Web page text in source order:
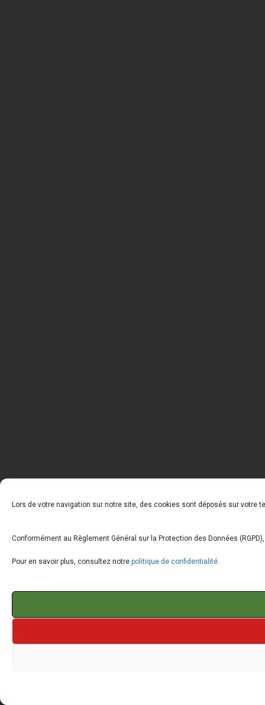
Lors de votre navigation sur notre site, des cookies sont déposés sur votre
Conformément au Règlement Général sur la Protection des Données
Pour en savoir plus, consultez notre politique de confidentialité.